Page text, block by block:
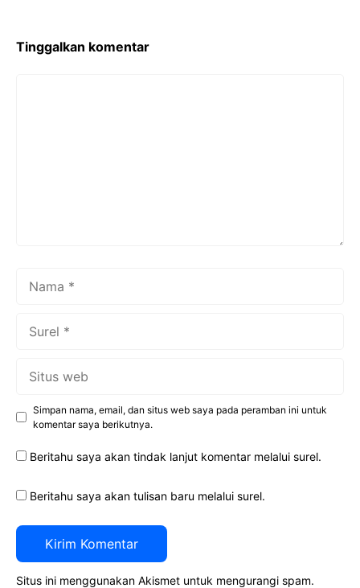
Tinggalkan komentar
Simpan nama, email, dan situs web saya pada peramban ini untuk
komentar saya berikutnya.
Beritahu saya akan tindak lanjut komentar melalui surel.
Beritahu saya akan tulisan baru melalui surel.
Situs ini menggunakan Akismet untuk mengurangi spam.